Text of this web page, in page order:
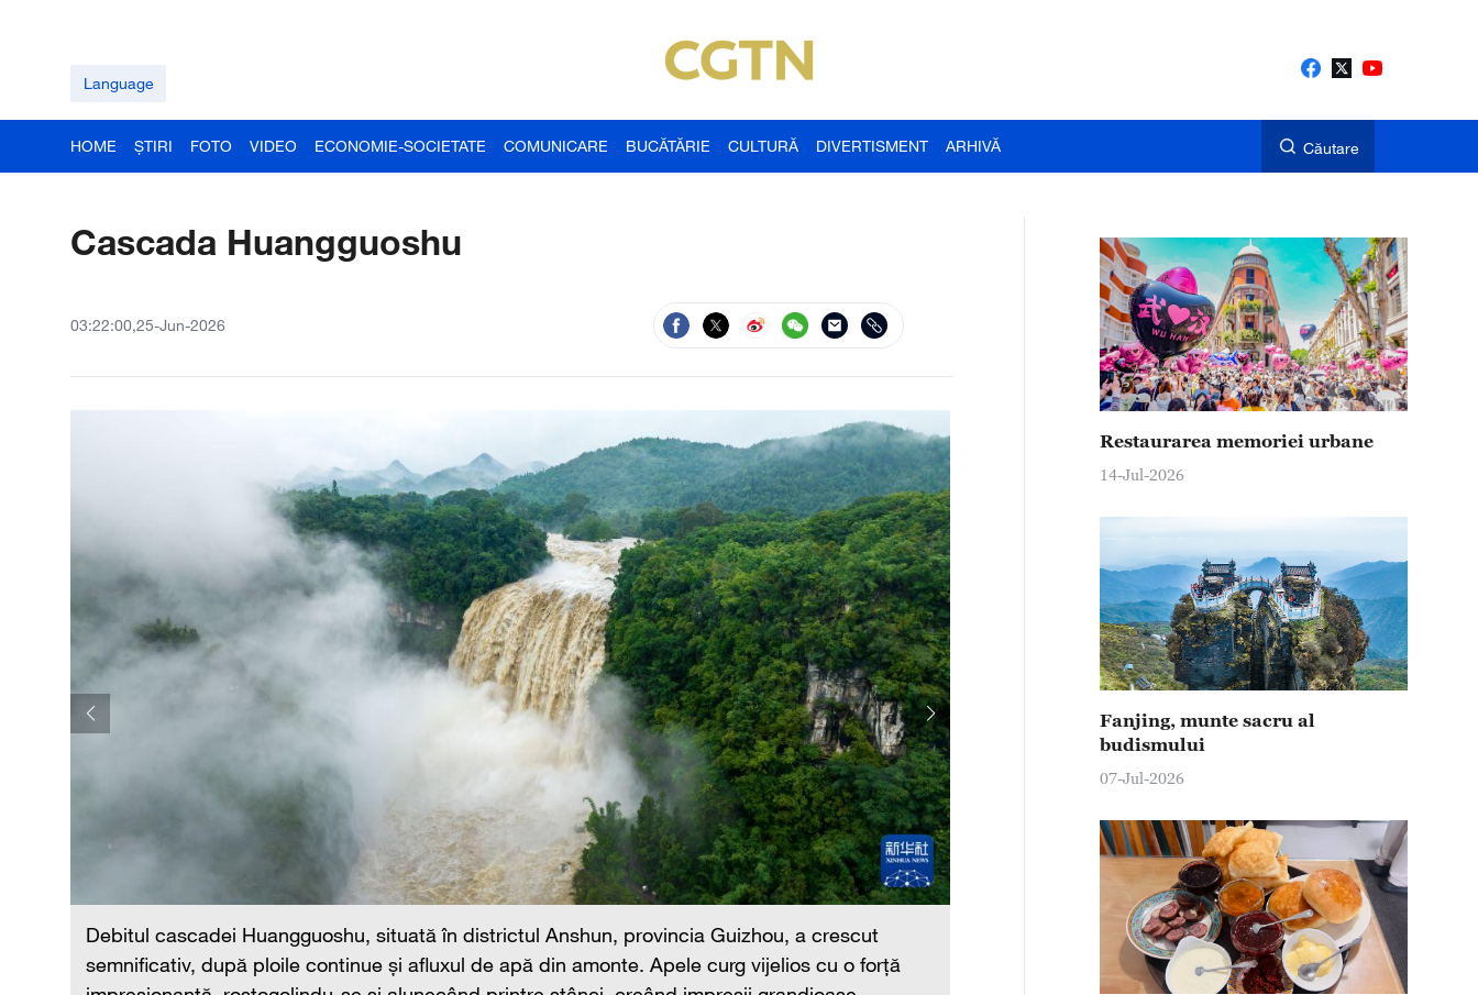
Language
HOME ȘTIRI FOTO VIDEO ECONOMIE-SOCIETATE COMUNICARE BUCĂTĂRIE CULTURĂ DIVERTISMENT ARHIVĂ Căutare
Cascada Huangguoshu
03:22:00,25-Jun-2026
Debitul cascadei Huangguoshu, situată în districtul Anshun, provincia Guizhou, a crescut
semnificativ, după ploile continue și afluxul de apă din amonte. Apele curg vijelios cu o forță
Debitul cascadei Huangguoshu, situată în districtul
semnificativ, după ploile continue și afluxul de apă din
Restaurarea memoriei urbane
14-Jul-2026
Fanjing, munte sacru al
budismului
07-Jul-2026